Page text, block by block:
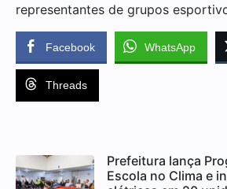
representantes de grupos
Facebook WhatsApp
Threads
Prefeitura lança
Escola no Clima e